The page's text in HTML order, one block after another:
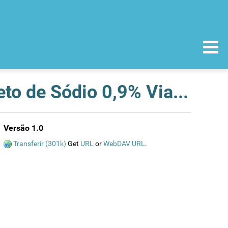
Recolha voluntária de lotes do medicamento Cloreto de Sódio 0,9% Viaflo, 9mg/ml, solução para perfusão
Versão 1.0
Transferir (301k) Get URL orWebDAV URL .